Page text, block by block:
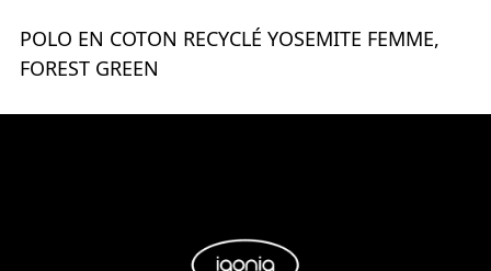
POLO EN COTON RECYCLÉ YOSEMITE FEMME,
FOREST GREEN